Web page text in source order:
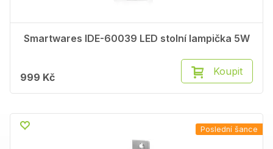
Smartwares IDE-60039 LED stolní lampička 5W
999 Kč Koupit
Poslední šance